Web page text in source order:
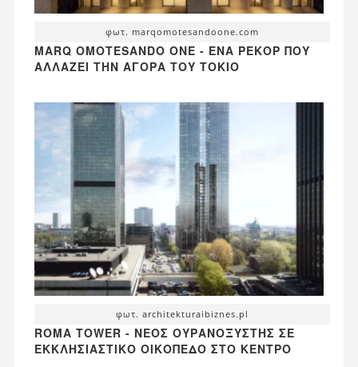
φωτ. marqomotesandoone.com
MARQ OMOTESANDO ONE - ΈΝΑ ΡΕΚΌΡ ΠΟΥ
ΑΛΛΆΖΕΙ ΤΗΝ ΑΓΟΡΆ ΤΟΥ ΤΌΚΙΟ
φωτ. architekturaibiznes.pl
ROMA TOWER - ΝΈΟΣ ΟΥΡΑΝΟΞΎΣΤΗΣ ΣΕ
ΕΚΚΛΗΣΙΑΣΤΙΚΌ ΟΙΚΌΠΕΔΟ ΣΤΟ ΚΈΝΤΡΟ